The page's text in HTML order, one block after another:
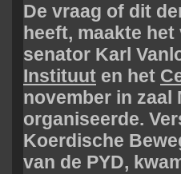
De vraag of dit
heeft, maakte
senator Karl
Instituut en het
november in zaal
organiseerde.
Koerdische
van de PYD,